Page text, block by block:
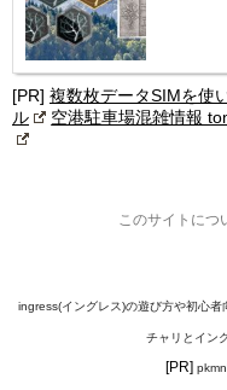
[PR] 複数枚データSIMを使
ル
空港駐車場混雑情報
このサイトにつ
ingress(イングレス)の遊び方や初心
チャリとイン
[PR]